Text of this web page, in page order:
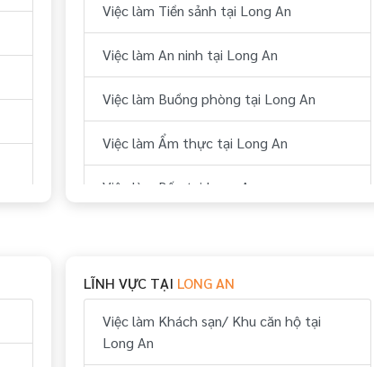
Việc làm Tiền sảnh tại Long An
Việc làm An ninh tại Long An
Việc làm Buồng phòng tại Long An
Việc làm Ẩm thực tại Long An
Việc làm Bếp tại Long An
Việc làm Vui chơi & giải trí tại Long An
Việc làm Hành chính, nhân sự tại Long
An
LĨNH VỰC TẠI LONG AN
Việc làm Khách sạn/ Khu căn hộ tại
Long An